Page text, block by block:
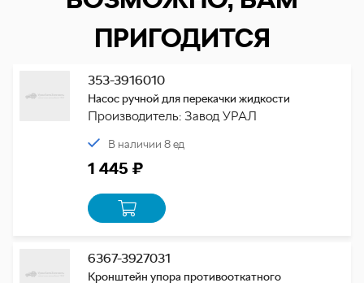
ПРИГОДИТСЯ
353-3916010
Насос ручной для перекачки жидкости
Производитель: Завод УРАЛ
В наличии 8 ед
1 445 ₽
6367-3927031
Кронштейн упора противооткатного